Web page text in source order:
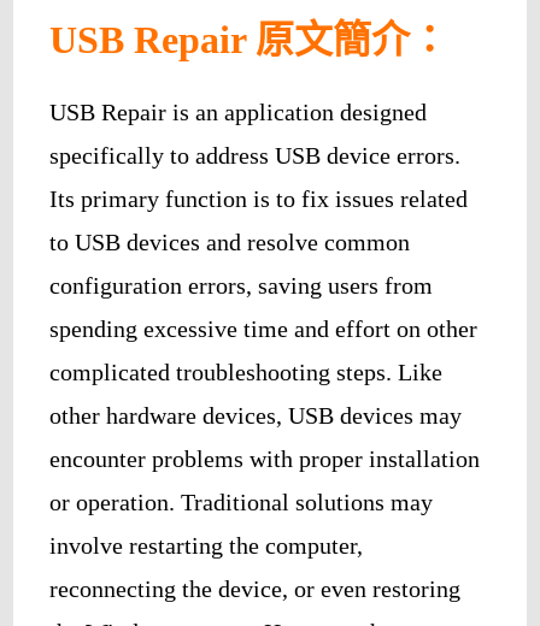
USB Repair 原文簡介：
USB Repair is an application designed
specifically to address USB device errors.
Its primary function is to fix issues related
to USB devices and resolve common
configuration errors, saving users from
spending excessive time and effort on other
complicated troubleshooting steps. Like
other hardware devices, USB devices may
encounter problems with proper installation
or operation. Traditional solutions may
involve restarting the computer,
reconnecting the device, or even restoring